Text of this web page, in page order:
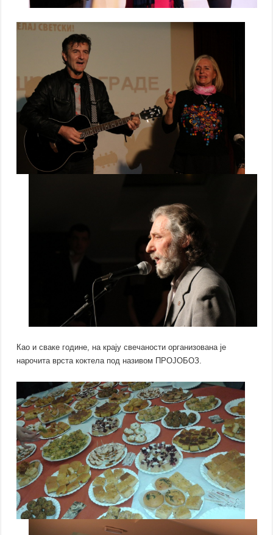
Као и сваке године, на крају свечаности организована је
нарочита врста коктела под називом ПРОЈОБОЗ.